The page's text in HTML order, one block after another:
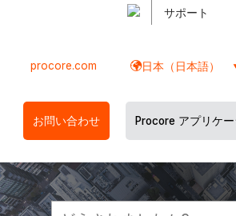
サポート
procore.com 日本（日本語）
お問い合わせ Procore アプリケ